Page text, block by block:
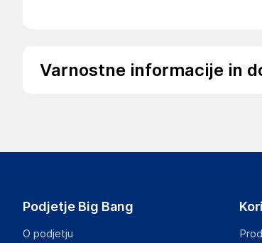
Varnostne informacije in
Slike o varnosti izdelka vsebujejo opozorila
Podjetje Big Bang
O podjetju